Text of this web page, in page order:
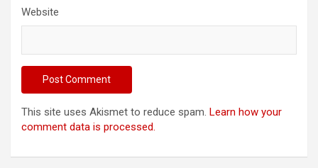
Website
This site uses Akismet to reduce spam. Learn how your
comment data is processed.